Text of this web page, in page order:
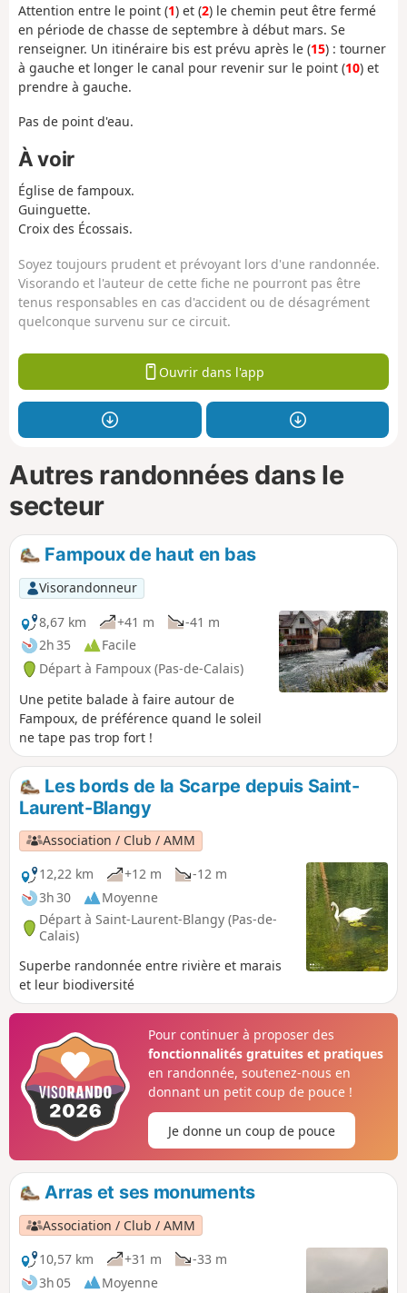
Attention entre le point (1) et (2) le chemin peut être fermé
en période de chasse de septembre à début mars. Se
renseigner. Un itinéraire bis est prévu après le (15) : tourner
à gauche et longer le canal pour revenir sur le point (10) et
prendre à gauche.
Pas de point d'eau.
À voir
Église de fampoux.
Guinguette.
Croix des Écossais.
Soyez toujours prudent et prévoyant lors d'une randonnée.
Visorando et l'auteur de cette fiche ne pourront pas être
tenus responsables en cas d'accident ou de désagrément
quelconque survenu sur ce circuit.
Ouvrir dans l'app
Autres randonnées dans le
secteur
Fampoux de haut en bas
Visorandonneur
8,67 km
+41 m
-41 m
2h 35
Facile
Départ à Fampoux (Pas-de-Calais)
Une petite balade à faire autour de
Fampoux, de préférence quand le soleil
ne tape pas trop fort !
Les bords de la Scarpe depuis Saint-
Laurent-Blangy
Association / Club / AMM
12,22 km
+12 m
-12 m
3h 30
Moyenne
Départ à Saint-Laurent-Blangy (Pas-de-
Calais)
Superbe randonnée entre rivière et marais
et leur biodiversité
Pour continuer à proposer des
fonctionnalités gratuites et pratiques
en randonnée, soutenez-nous en
donnant un petit coup de pouce !
Je donne un coup de pouce
Arras et ses monuments
Association / Club / AMM
10,57 km
+31 m
-33 m
3h 05
Moyenne